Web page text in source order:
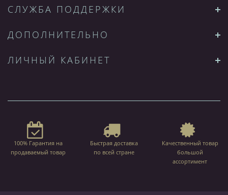
СЛУЖБА ПОДДЕРЖКИ
ДОПОЛНИТЕЛЬНО
ЛИЧНЫЙ КАБИНЕТ
100% Гарантия на
продаваемый товар
Быстрая доставка
по всей стране
Качественный товар
большой
ассортимент